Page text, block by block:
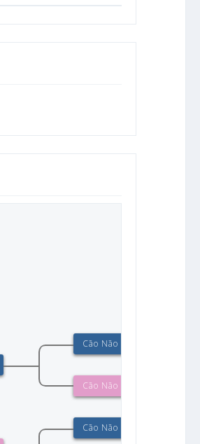
Cão Não Cadastrado
Cão Não Cadastrado
Cão Não Cadastrado